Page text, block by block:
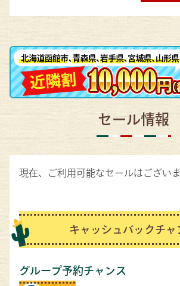
セール情報
現在、ご利用可能なセールはございま
キャッシュバックチャ
グループ予約チャンス